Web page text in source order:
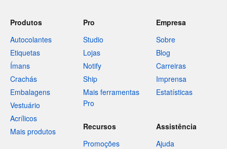
Produtos
Autocolantes
Etiquetas
Ímans
Crachás
Embalagens
Vestuário
Acrílicos
Mais produtos
Pro
Studio
Lojas
Notify
Ship
Mais ferramentas
Pro
Empresa
Sobre
Blog
Carreiras
Imprensa
Estatísticas
Recursos
Promoções
Assistência
Ajuda